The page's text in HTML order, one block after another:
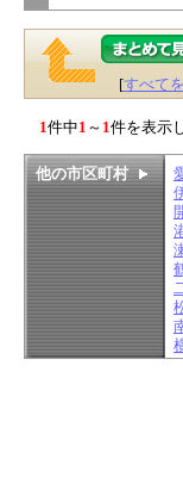
[すべて
1件中1 ～ 1件を表示
他の市区町村